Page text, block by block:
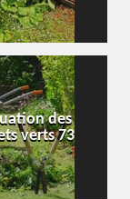
des
verts 73